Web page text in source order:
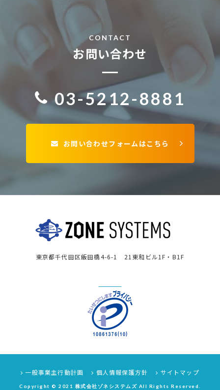
CONTACT
お問い合わせ
03-5212-8881
お問い合わせフォームはこちら
東京都千代田区飯田橋4-6-1 21東和ビル1F・B1F
Copyright © 2021 株式会社ゾネシステムズ All Rights Reserved.
一般事業主行動計画 個人情報保護方針 サイトマップ